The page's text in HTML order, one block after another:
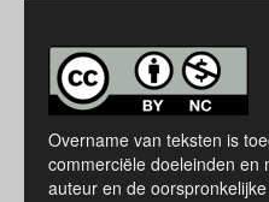
Overname van teksten is
commerciële doeleinden en
auteur en de